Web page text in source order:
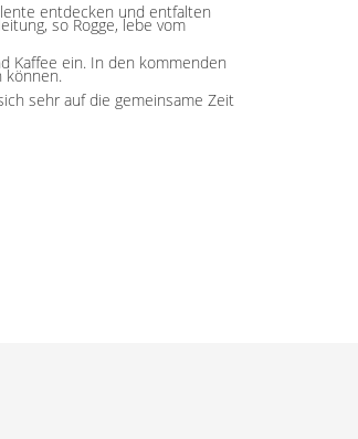
entdecken und entfalten
so Rogge, lebe vom
Kaffee ein. In den kommenden
können.
sehr auf die gemeinsame Zeit